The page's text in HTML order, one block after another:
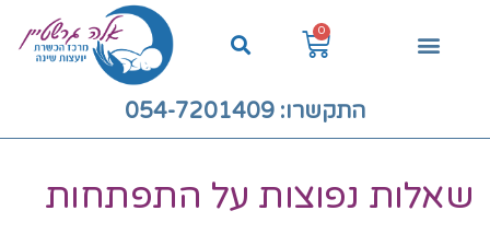
0
התקשרו: 054-7201409
שאלות נפוצות על התפתחות